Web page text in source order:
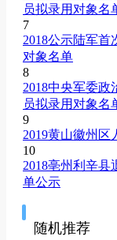
员拟录用对象名
7
2018公示陆军首
对象名单
8
2018中央军委政
员拟录用对象名
9
2019黄山徽州
10
2018亳州利辛县
单公示
随机推荐